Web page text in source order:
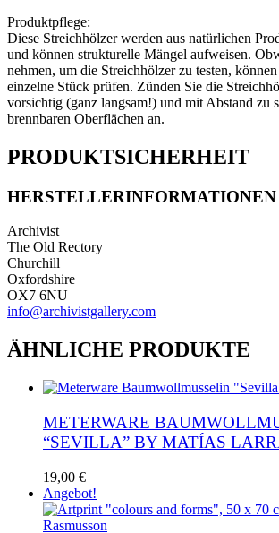
Produktpflege:
Diese Streichhölzer werden aus natürlichen
und können strukturelle Mängel aufweisen.
nehmen, um die Streichhölzer zu testen,
einzelne Stück prüfen. Zünden Sie die
vorsichtig (ganz langsam!) und mit Abstand zu
brennbaren Oberflächen an.
PRODUKTSICHERHEIT
HERSTELLERINFORMATIONEN
Archivist
The Old Rectory
Churchill
Oxfordshire
OX7 6NU
info@archivistgallery.com
ÄHNLICHE PRODUKTE
METERWARE
“SEVILLA” BY MATÍAS
19,00 €Dieses
Produkt
weist
mehrere
Angebot!